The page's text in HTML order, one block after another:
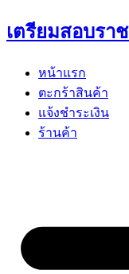
Skip
to
เตรียมสอบรา
หน้าแรก
ตะกร้าสินค้า
แจ้งชำระเงิน
ร้านค้า